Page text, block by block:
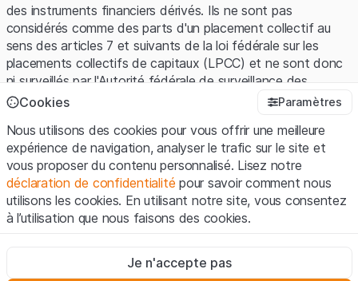
des instruments financiers dérivés. Ils ne sont pas
considérés comme des parts d'un placement collectif au
sens des articles 7 et suivants de la loi fédérale sur les
placements collectifs de capitaux (LPCC) et ne sont donc
ni surveillés par l'Autorité fédérale de surveillance des
marchés financiers (FINMA) ni enregistrés auprès de la
protection spécifique des investisseurs prévue par la LPCC.
Conditions d'utilisation et informations juridiques
En utilisant le Site Web de Leonteq Securities AG (ci-après
"Site Web"), vous confirmez que vous avez compris et que
vous acceptez les informations juridiques, les notes
vous n'acceptez pas les Conditions d'utilisation, veuillez-
vous abstenir d'utiliser ce Site Web.
Cookies Paramètres
Nous utilisons des cookies pour vous offrir une meilleure
expérience de navigation, analyser le trafic sur le site et
vous proposer du contenu personnalisé. Lisez notre
déclaration de confidentialité pour savoir comment nous
utilisons les cookies. En utilisant notre site, vous consentez
à l’utilisation que nous faisons des cookies.
Ces cookies sont nécessaires au bon fonctionnement du site
Je n'accepte pas